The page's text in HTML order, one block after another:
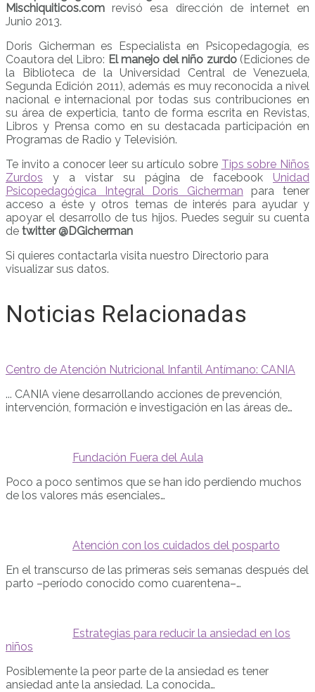
Mischiquiticos.com revisó esa dirección de internet en
Junio 2013.
Doris Gicherman es Especialista en Psicopedagogía, es
Coautora del Libro: El manejo del niño zurdo(Ediciones de
la Biblioteca de la Universidad Central de Venezuela,
Segunda Edición 2011), además es muy reconocida a nivel
nacional e internacional por todas sus contribuciones en
su área de experticia, tanto de forma escrita en Revistas,
Libros y Prensa como en su destacada participación en
Programas de Radio y Televisión.
Te invito a conocer leer su artículo sobre Tips sobre Niños
Zurdos y a vistar su página de facebook Unidad
Psicopedagógica Integral Doris Gicherman para tener
acceso a éste y otros temas de interés para ayudar y
apoyar el desarrollo de tus hijos. Puedes seguir su cuenta
de twitter @DGicherman
Si quieres contactarla visita nuestro Directorio para
visualizar sus datos.
Noticias Relacionadas
Centro de Atención Nutricional Infantil Antímano: CANIA
... CANIA viene desarrollando acciones de prevención,
intervención, formación e investigación en las áreas de…
Fundación Fuera del Aula
Poco a poco sentimos que se han ido perdiendo muchos
de los valores más esenciales…
Atención con los cuidados del posparto
En el transcurso de las primeras seis semanas después del
parto –período conocido como cuarentena–…
Estrategias para reducir la ansiedad en los
niños
Posiblemente la peor parte de la ansiedad es tener
ansiedad ante la ansiedad. La conocida…